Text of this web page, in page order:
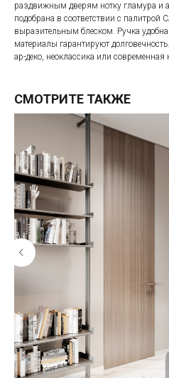
раздвижным дверям нотку гламура и
подобрана в соответствии с палитрой
выразительным блеском. Ручка
материалы гарантируют
ар-деко, неоклассика или современная
СМОТРИТЕ ТАКЖЕ